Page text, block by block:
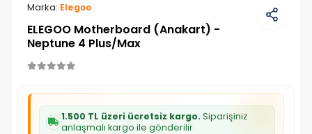
Marka: Elegoo
ELEGOO Motherboard (Anakart) -
Neptune 4 Plus/Max
1.500 TL üzeri ücretsiz kargo. Siparişiniz
anlaşmalı kargo ile gönderilir.